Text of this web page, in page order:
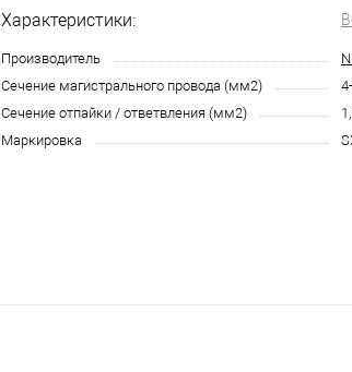
Характеристики:
Производитель
Сечение магистрального провода (мм2)
Сечение отпайки / ответвления (мм2)
Маркировка